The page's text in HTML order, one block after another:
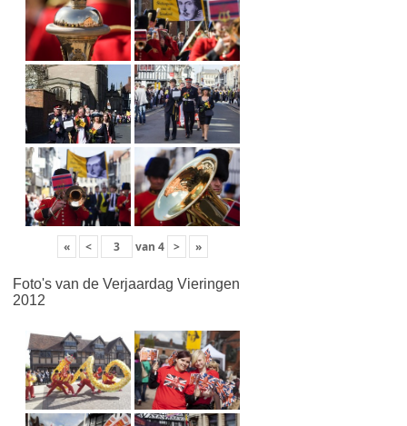
« < van 4 > »
Foto's van de Verjaardag Vieringen
2012